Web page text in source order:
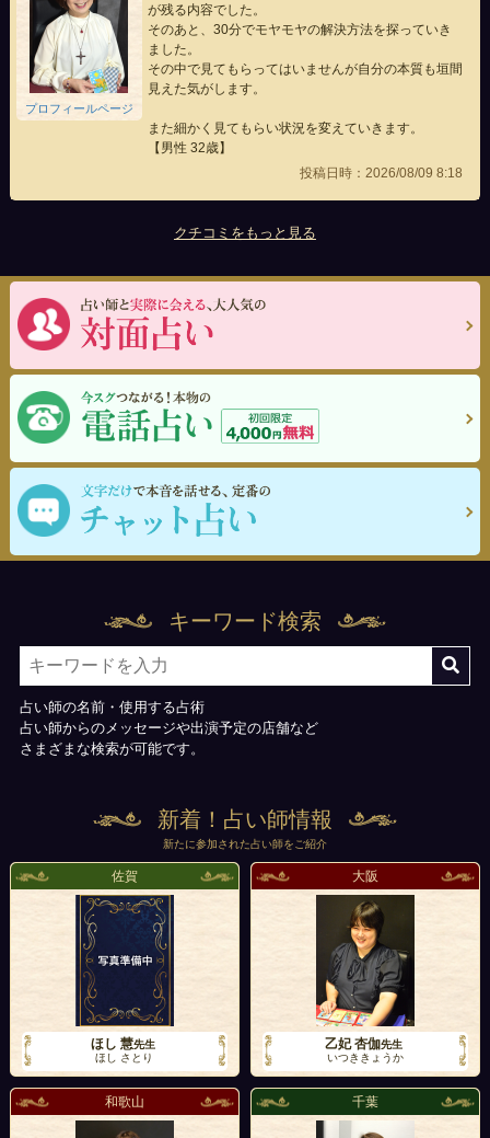
プロフィールページ
が残る内容でした。
そのあと、30分でモヤモヤの解決方法を探っていき
ました。
その中で見てもらってはいませんが自分の本質も垣間
見えた気がします。
また細かく見てもらい状況を変えていきます。
【男性 32歳】
投稿日時：2026/08/09 8:18
クチコミをもっと見る
キーワード検索
占い師の名前・使用する占術
占い師からのメッセージや出演予定の店舗など
さまざまな検索が可能です。
新着！占い師情報
新たに参加された占い師をご紹介
佐賀
ほし 慧先生
ほし さとり
大阪
乙妃 杏伽先生
いつききょうか
和歌山 千葉